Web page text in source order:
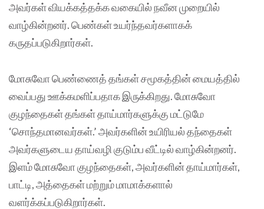
அவர்கள் வியக்கத்தக்க வகையில் நவீன முறையில்
வாழ்கின்றனர். பெண்கள் உயர்ந்தவர்களாகக்
கருதப்படுகிறார்கள்.
மோசுவோ பெண்ணைத் தங்கள் சமூகத்தின் மையத்தில்
வைப்பது ஊக்கமளிப்பதாக இருக்கிறது. மோசுவோ
குழந்தைகள் தங்கள் தாய்மார்களுக்கு மட்டுமே
‘சொந்தமானவர்கள்.’ அவர்களின் உயிரியல் தந்தைகள்
அவர்களுடைய தாய்வழி குடும்ப வீட்டில் வாழ்கின்றனர்.
இளம் மோசுவோ குழந்தைகள், அவர்களின் தாய்மார்கள்,
பாட்டி, அத்தைகள் மற்றும் மாமாக்களால்
வளர்க்கப்படுகிறார்கள்.